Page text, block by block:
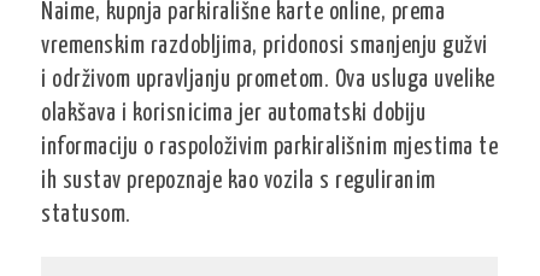
Naime, kupnja parkirališne karte online, prema
vremenskim razdobljima, pridonosi smanjenju gužvi
i održivom upravljanju prometom. Ova usluga uvelike
olakšava i korisnicima jer automatski dobiju
informaciju o raspoloživim parkirališnim mjestima te
ih sustav prepoznaje kao vozila s reguliranim
statusom.